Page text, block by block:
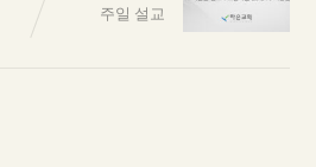
주일 설교